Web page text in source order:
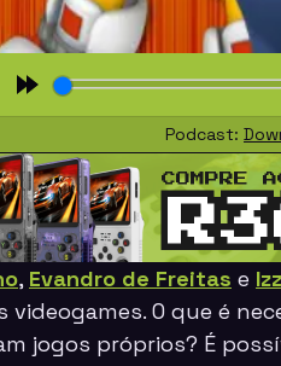
Forward
Podcast:
, Evandro de Freitas e
videogames. O que é
jogos próprios? É